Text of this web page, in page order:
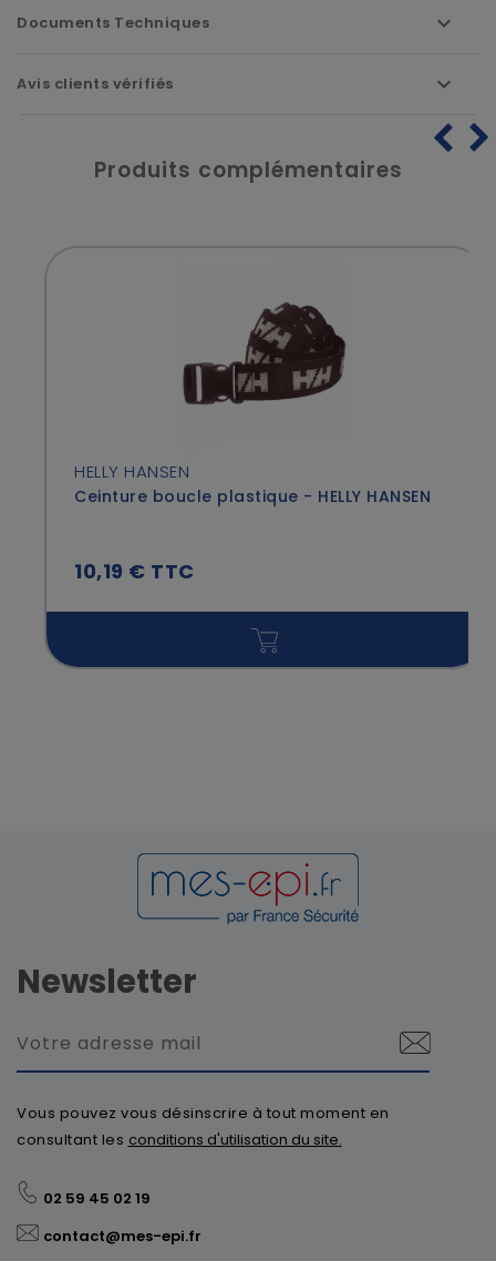
Documents Techniques
Avis clients vérifiés
Produits complémentaires
HELLY HANSEN
Ceinture boucle plastique - HELLY HANSEN
10,19 € TTC
Newsletter
Vous pouvez vous désinscrire à tout moment en
consultant les conditions d'utilisation du site.
02 59 45 02 19
contact@mes-epi.fr